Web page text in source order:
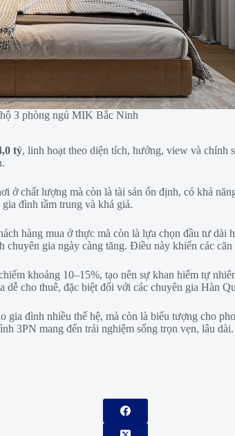
3 phòng ngủ MIK Bắc Ninh
tỷ, linh hoạt theo diện tích, hướng, view và
chất lượng mà còn là tài sản ổn định, có khả
đình tầm trung và khá giả.
hàng mua ở thực mà còn là lựa chọn đầu tư dài
gia ngày càng tăng. Điều này khiến các
khoảng 10–15%, tạo nên sự khan hiếm tự
cho thuê, đặc biệt đối với các chuyên gia Hàn
đình nhiều thế hệ, mà còn là biểu tượng cho
3PN mang đến trải nghiệm sống trọn vẹn, lâu dài.